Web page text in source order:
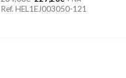
precio
original
precio
actual
Ref. HEL1EJ003050-121